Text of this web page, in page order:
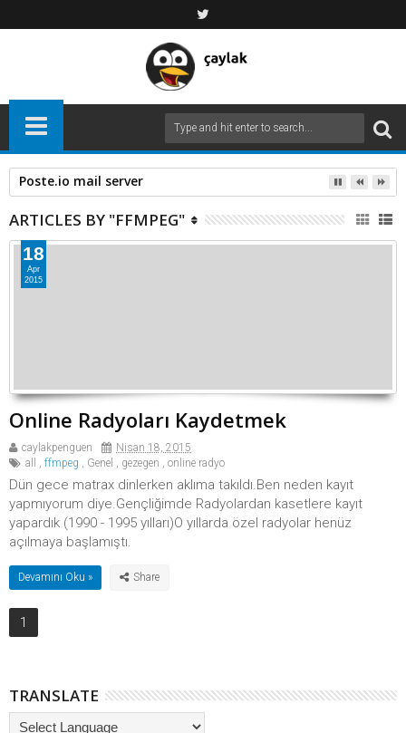
Poste.io mail server
ARTICLES BY "FFMPEG"
Online Radyoları Kaydetmek
caylakpenguen
Nisan 18, 2015
all
, ffmpeg , Genel , gezegen , online radyo
Dün gece matrax dinlerken aklıma takıldı.Ben neden kayıt
yapmıyorum diye.Gençliğimde Radyolardan kasetlere kayıt
yapardık (1990 - 1995 yılları)O yıllarda özel radyolar henüz
açılmaya başlamıştı.
Devamını Oku »
18
Apr
2015
1
TRANSLATE